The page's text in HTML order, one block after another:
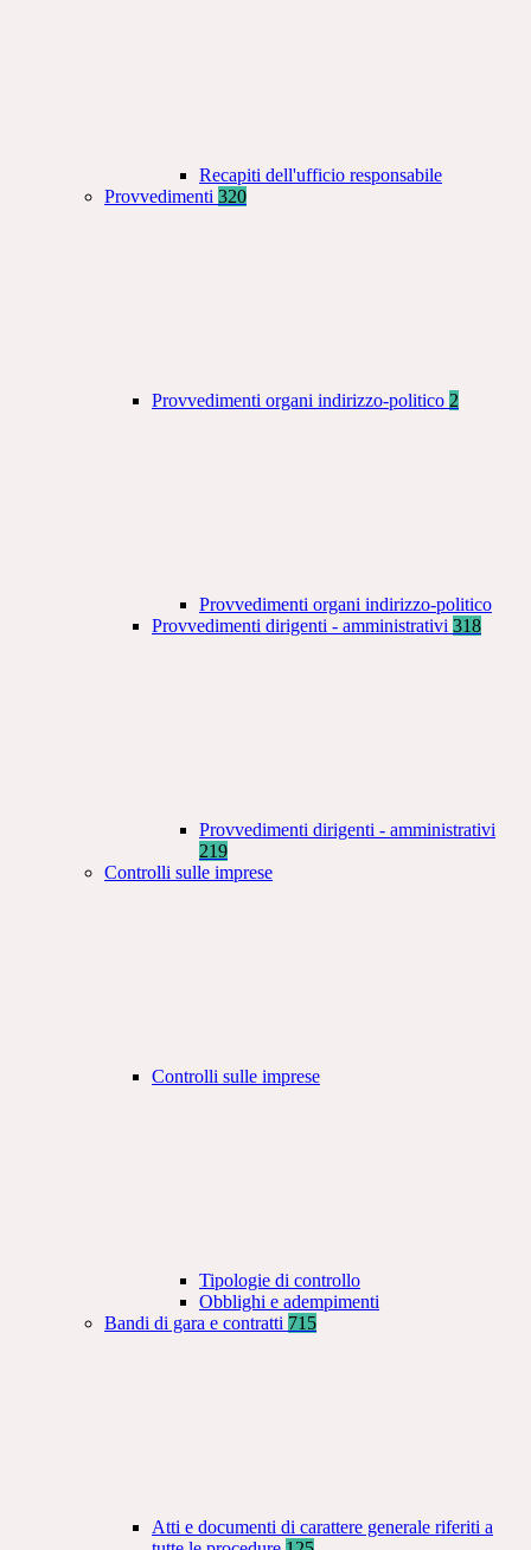
Recapiti dell'ufficio responsabile
Provvedimenti 320
Provvedimenti organi indirizzo-politico 2
Provvedimenti organi indirizzo-politico
Provvedimenti dirigenti - amministrativi 318
Provvedimenti dirigenti - amministrativi
219
Controlli sulle imprese
Controlli sulle imprese
Tipologie di controllo
Obblighi e adempimenti
Bandi di gara e contratti 715
Atti e documenti di carattere generale riferiti a